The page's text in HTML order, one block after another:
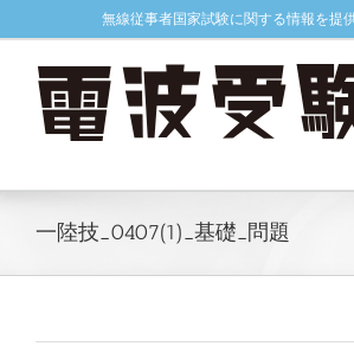
to
無線従事者国家試験に関する情報を提
一陸技_0407(1)_基礎_問題